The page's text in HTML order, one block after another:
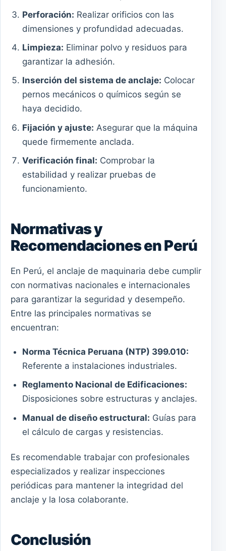
Perforación: Realizar orificios con las
dimensiones y profundidad adecuadas.
Limpieza: Eliminar polvo y residuos para
garantizar la adhesión.
Inserción del sistema de anclaje: Colocar
pernos mecánicos o químicos según se
haya decidido.
Fijación y ajuste: Asegurar que la máquina
quede firmemente anclada.
Verificación final: Comprobar la
estabilidad y realizar pruebas de
funcionamiento.
Normativas y
Recomendaciones en Perú
En Perú, el anclaje de maquinaria debe cumplir
con normativas nacionales e internacionales
para garantizar la seguridad y desempeño.
Entre las principales normativas se
encuentran:
Norma Técnica Peruana (NTP) 399.010:
Referente a instalaciones industriales.
Reglamento Nacional de Edificaciones:
Disposiciones sobre estructuras y anclajes.
Manual de diseño estructural: Guías para
el cálculo de cargas y resistencias.
Es recomendable trabajar con profesionales
especializados y realizar inspecciones
periódicas para mantener la integridad del
anclaje y la losa colaborante.
Conclusión